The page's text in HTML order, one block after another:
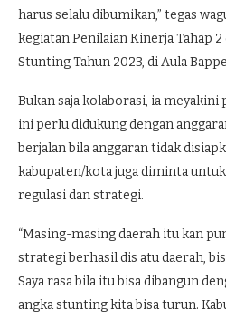
harus selalu dibumikan,” tegas
kegiatan Penilaian Kinerja Tahap
Stunting Tahun 2023, di Aula
Bukan saja kolaborasi, ia
ini perlu didukung dengan
berjalan bila anggaran tidak
kabupaten/kota juga diminta
regulasi dan strategi.
“Masing-masing daerah itu kan
strategi berhasil dis atu daerah,
Saya rasa bila itu bisa dibangun
angka stunting kita bisa turun.